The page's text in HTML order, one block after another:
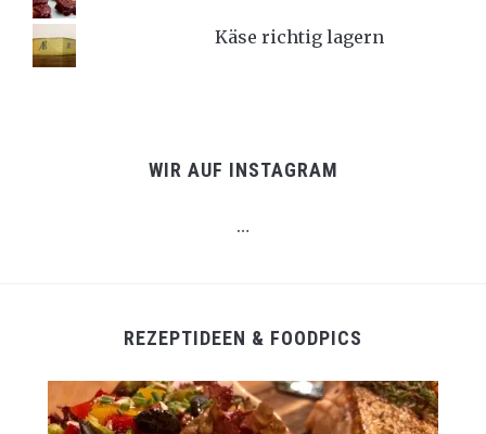
Käse richtig lagern
WIR AUF INSTAGRAM
…
REZEPTIDEEN & FOODPICS